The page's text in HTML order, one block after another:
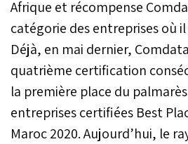
Afrique et récompense
catégorie des entreprises où
Déjà, en mai dernier,
quatrième certification
la première place du
entreprises certifiées Best
Maroc 2020. Aujourd’hui, le